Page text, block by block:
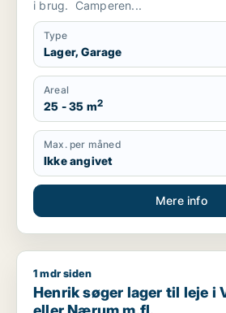
i brug. Camperen...
Type
Lager, Garage
Areal
25 - 35 m2
Max. per måned
Ikke angivet
Mere info
Henrik søger lager til leje i Virum,
1 mdr siden
Henrik søger lager til leje i